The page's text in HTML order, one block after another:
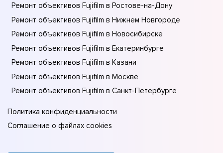
Ремонт объективов Fujifilm в Ростове-на-Донy
Ремонт объективов Fujifilm в Нижнем Новгороде
Ремонт объективов Fujifilm в Новосибирске
Ремонт объективов Fujifilm в Екатеринбурге
Ремонт объективов Fujifilm в Казани
Ремонт объективов Fujifilm в Москве
Ремонт объективов Fujifilm в Санкт-Петербурге
Политика конфиденциальности
Соглашение о файлах cookies